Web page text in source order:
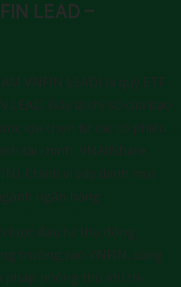
LEAD –
VNFIN LEAD) là quỹ ETF
LEAD. Đây là chỉ số của bao
lựa chọn từ các cổ phiếu
tài chính VNAllShare
Chính vì vậy danh mục
ngân hàng.
lược đầu tư thụ động,
trưởng cao VNFIN, cũng
pháp phòng thủ khi thị